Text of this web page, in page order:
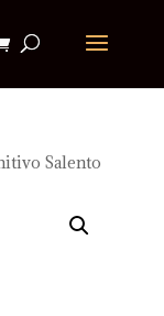
Salento